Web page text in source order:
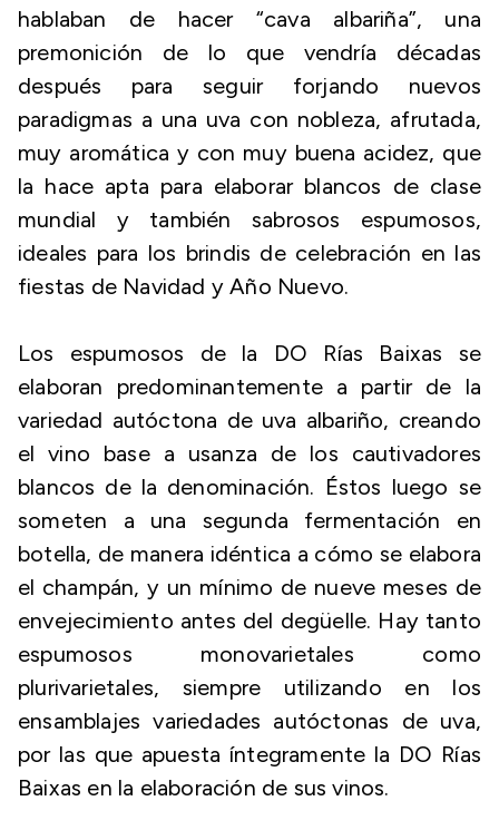
hablaban de hacer “cava albariña”, una
premonición de lo que vendría décadas
después para seguir forjando nuevos
paradigmas a una uva con nobleza, afrutada,
muy aromática y con muy buena acidez, que
la hace apta para elaborar blancos de clase
mundial y también sabrosos espumosos,
ideales para los brindis de celebración en las
fiestas de Navidad y Año Nuevo.
Los espumosos de la DO Rías Baixas se
elaboran predominantemente a partir de la
variedad autóctona de uva albariño, creando
el vino base a usanza de los cautivadores
blancos de la denominación. Éstos luego se
someten a una segunda fermentación en
botella, de manera idéntica a cómo se elabora
el champán, y un mínimo de nueve meses de
envejecimiento antes del degüelle. Hay tanto
espumosos monovarietales como
plurivarietales, siempre utilizando en los
ensamblajes variedades autóctonas de uva,
por las que apuesta íntegramente la DO Rías
Baixas en la elaboración de sus vinos.